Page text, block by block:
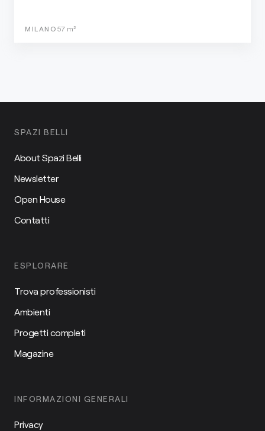
MILANO 57 m²
SPAZI BELLI
About Spazi Belli
Newsletter
Open House
Contatti
ESPLORARE
Trova professionisti
Ambienti
Progetti completi
Magazine
INFORMAZIONI GENERALI
Privacy